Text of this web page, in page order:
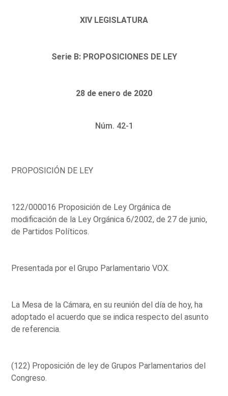
XIV LEGISLATURA
Serie B: PROPOSICIONES DE LEY
28 de enero de 2020
Núm. 42-1
PROPOSICIÓN DE LEY
122/000016 Proposición de Ley Orgánica de
modificación de la Ley Orgánica 6/2002, de 27 de junio,
de Partidos Políticos.
Presentada por el Grupo Parlamentario VOX.
La Mesa de la Cámara, en su reunión del día de hoy, ha
adoptado el acuerdo que se indica respecto del asunto
de referencia.
(122) Proposición de ley de Grupos Parlamentarios del
Congreso.